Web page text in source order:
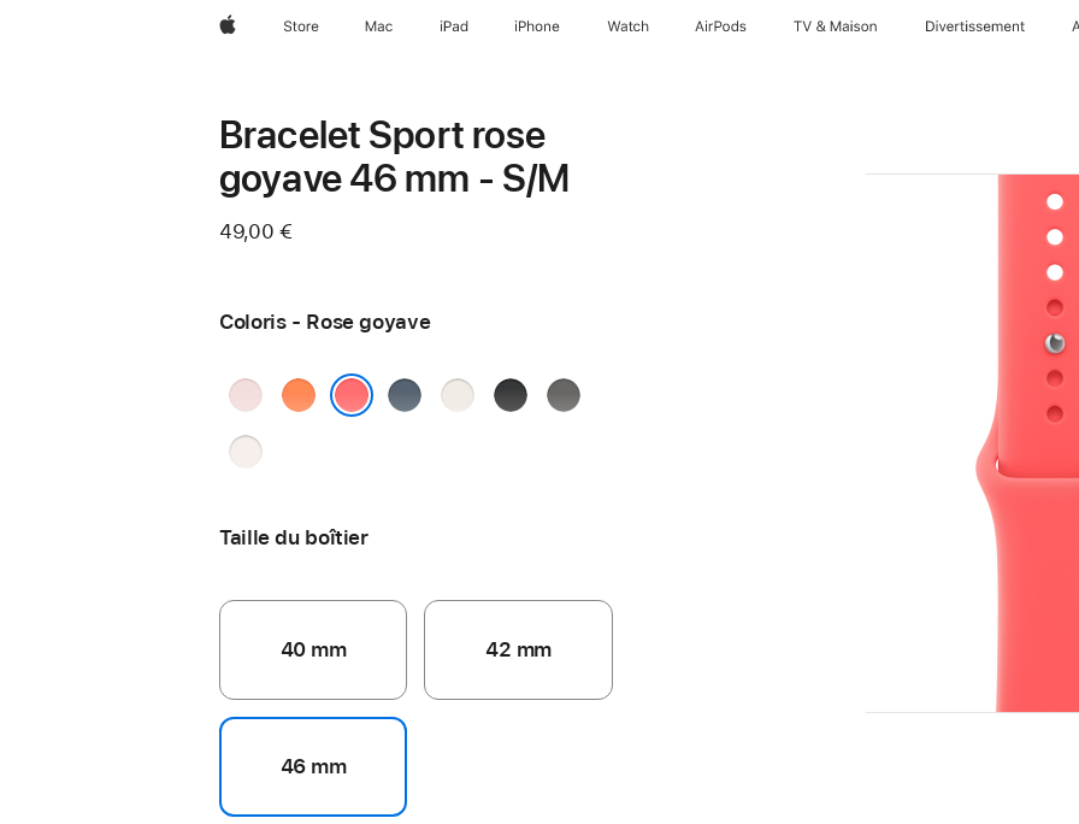
AppleStore Mac iPad iPhone Watch AirPods TV & Maison Divertissements
Bracelet Sport rose
goyave 46 mm - S/M
49,00 €
Coloris - Rose goyave
Rose
Clémentine Bleu
Lumière stellaire
Noir
Gris
Rose
Taille du boîtier
40 mm 42 mm
46 mm